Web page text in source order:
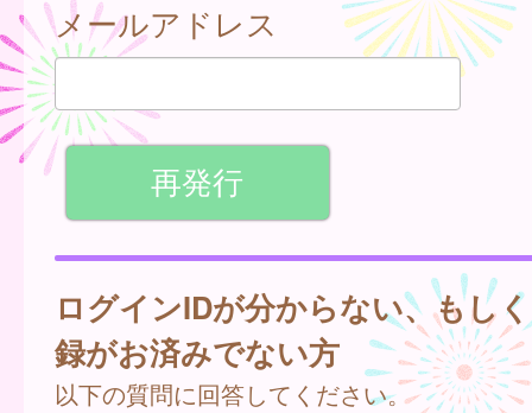
メールアドレス
ログインIDが分からない、もし
録がお済みでない方
以下の質問に回答してください。